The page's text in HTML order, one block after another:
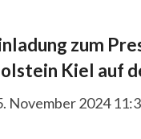
zum
Kiel auf
November 2024